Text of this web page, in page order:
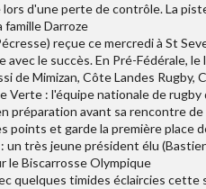
d'une perte de contrôle. La
famille Darroze
reçue ce mercredi à St
avec le succès. En Pré-Fédérale,
de Mimizan, Côte Landes
: l'équipe nationale de rugby
préparation avant sa rencontre de
points et garde la première place
un très jeune président élu
le Biscarrosse Olympique
quelques timides éclaircies cette